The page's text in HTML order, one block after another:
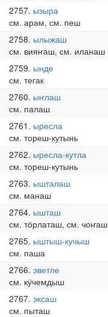
2757 ызыра
см. арам, см. пеш
2758 ылыжаш
см. вияҥаш, см. иланаш
2759 ынде
см. тегак
2760 ыҥлаш
см. палаш
2761 ыресла
см. тореш-кутынь
2762 ыресла-кутла
см. тореш-кутынь
2763 ышталаш
см. манаш
2764 ышташ
см. тӧрлаташ, см. чоҥаш
2765 ыштыш-кучыш
см. паша
2766 эветле
см. кӱчемдыш
2767 эксаш
см. пыташ